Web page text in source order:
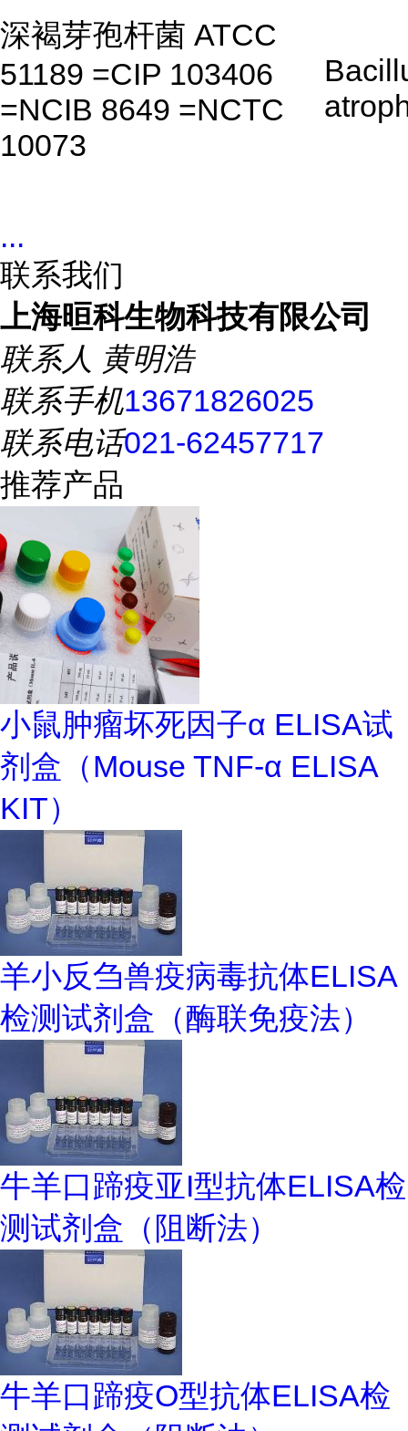
深褐芽孢杆菌 ATCC
51189 =CIP 103406
=NCIB 8649 =NCTC
10073
...
联系我们
上海晅科生物科技有限公司
联系人 黄明浩
联系手机13671826025
联系电话021-62457717
推荐产品
小鼠肿瘤坏死因子α ELISA试
剂盒（Mouse TNF-α ELISA
KIT）
羊小反刍兽疫病毒抗体ELISA
检测试剂盒（酶联免疫法）
牛羊口蹄疫亚I型抗体ELISA检
测试剂盒（阻断法）
牛羊口蹄疫O型抗体ELISA检